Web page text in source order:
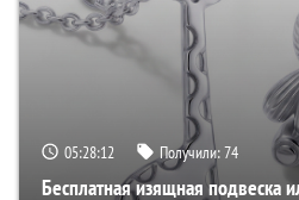
05:28:11 Получили:74
Бесплатная изящная подвеска